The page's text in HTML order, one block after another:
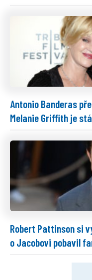
Antonio Banderas
Melanie Griffith je
Robert Pattinson si
o Jacobovi pobavil